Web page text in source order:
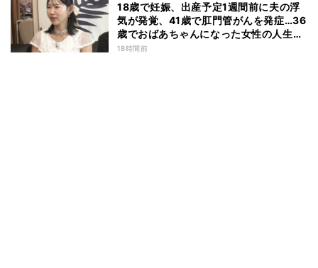
18歳で妊娠、出産予定1週間前に夫の浮
気が発覚、41歳で肛門管がんを発症…36
歳でおばあちゃんになった女性の人生に
島田珠代も思わず涙 『愛のハイエナ
18時間前